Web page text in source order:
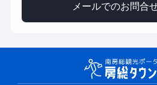
メールでのお問合